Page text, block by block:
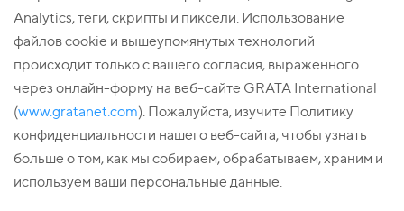
Analytics, теги, скрипты и пиксели. Использование
файлов cookie и вышеупомянутых технологий
происходит только с вашего согласия, выраженного
через онлайн-форму на веб-сайте GRATA International
(www.gratanet.com). Пожалуйста, изучите Политику
конфиденциальности нашего веб-сайта, чтобы узнать
больше о том, как мы собираем, обрабатываем, храним и
используем ваши персональные данные.